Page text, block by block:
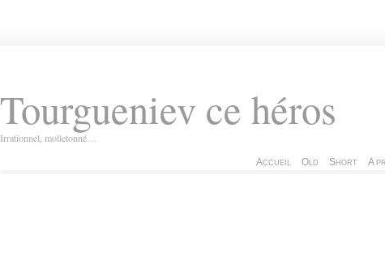
Tourgueniev ce héros
Irrationnel, molletonné…
Accueil Old Short A